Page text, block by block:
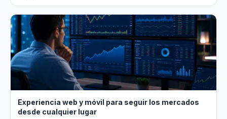
Experiencia web y móvil para seguir los mercados
desde cualquier lugar